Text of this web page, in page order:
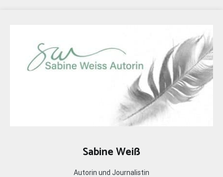
Sabine Weiß
Autorin und Journalistin